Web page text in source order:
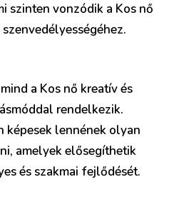
szinten vonzódik a Kos nő
a Kos nő kreatív és
rendelkezik.
képesek lennének olyan
amelyek elősegíthetik
és szakmai fejlődését.